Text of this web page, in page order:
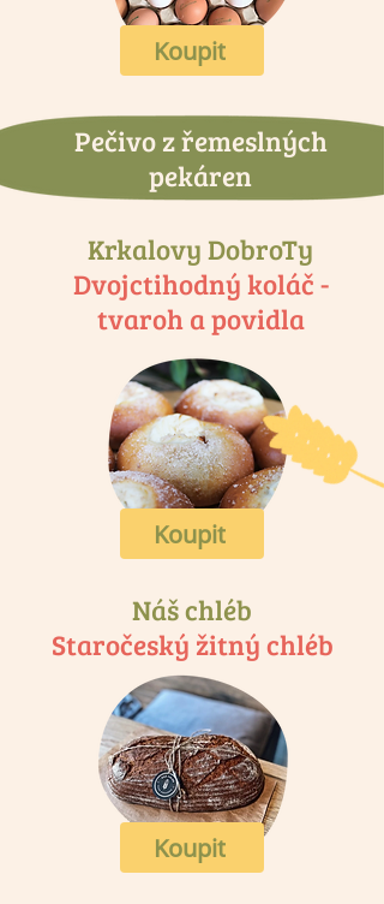
Koupit
Pečivo z řemeslných
pekáren
Krkalovy DobroTy
Dvojctihodný koláč -
tvaroh a povidla
Koupit
Náš chléb
Staročeský žitný chléb
Koupit